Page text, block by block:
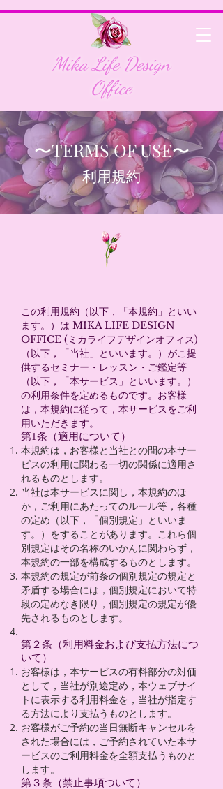
Mika Life Design
Office
​〜TERMS OF USE〜
利用規約
この利用規約（以下，「本規約」といい
ます。）は MIKA LIFE DESIGN
OFFICE (ミカライフデザインオフィス)
（以下，「当社」といいます。）がこ提
供するセミナー・レッスン・ご鑑定等
（以下，「本サービス」といいます。）
の利用条件を定めるものです。お客様
は，本規約に従って，本サービスをご利
用いただきます。
第1条（適用について）
本規約は，お客様と当社との間の本サー
ビスの利用に関わる一切の関係に適用さ
れるものとします。
当社は本サービスに関し，本規約のほ
か，ご利用にあたってのルール等，各種
の定め（以下，「個別規定」といいま
す。）をすることがあります。これら個
別規定はその名称のいかんに関わらず，
本規約の一部を構成するものとします。
本規約の規定が前条の個別規定の規定と
矛盾する場合には，個別規定において特
段の定めなき限り，個別規定の規定が優
先されるものとします。
第２条（利用料金および支払方法につ
いて）
お客様は，本サービスの有料部分の対価
として，当社が別途定め，本ウェブサイ
トに表示する利用料金を，当社が指定す
る方法により支払うものとします。
お客様がご予約の当日無断キャンセルを
された場合には，ご予約されていた本サ
ービスのご利用料金を全額支払うものと
します。
第３条（禁止事項ついて）